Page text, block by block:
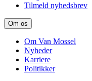
Tilmeld nyhedsbrev
Om os
Om Van Mossel
Nyheder
Karriere
Politikker